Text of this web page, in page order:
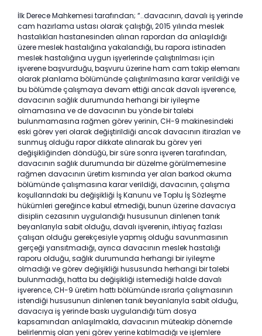
İlk Derece Mahkemesi tarafından; “..davacının, davalı iş yerinde
cam hazırlama ustası olarak çalıştığı, 2015 yılında meslek
hastalıkları hastanesinden alınan rapordan da anlaşıldığı
üzere meslek hastalığına yakalandığı, bu rapora istinaden
meslek hastalığına uygun işyerlerinde çalıştırılması için
işverene başvurduğu, başvuru üzerine ham cam takip elemanı
olarak planlama bölümünde çalıştırılmasına karar verildiği ve
bu bölümde çalışmaya devam ettiği ancak davalı işverence,
davacının sağlık durumunda herhangi bir iyileşme
olmamasına ve de davacının bu yönde bir talebi
bulunmamasına rağmen görev yerinin, CH-9 makinesindeki
eski görev yeri olarak değiştirildiği ancak davacının itirazları ve
sunmuş olduğu rapor dikkate alınarak bu görev yeri
değişikliğinden döndüğü, bir süre sonra işveren tarafından,
davacının sağlık durumunda bir düzelme görülmemesine
rağmen davacının üretim kısmında yer alan barkod okuma
bölümünde çalışmasına karar verildiği, davacının, çalışma
koşullarındaki bu değişikliği İş Kanunu ve Toplu İş Sözleşme
hükümleri gereğince kabul etmediği, bunun üzerine davacıya
disiplin cezasının uygulandığı hususunun dinlenen tanık
beyanlarıyla sabit olduğu, davalı işverenin, ihtiyaç fazlası
çalışan olduğu gerekçesiyle yapmış olduğu savunmasının
gerçeği yansıtmadığı, ayrıca davacının meslek hastalığı
raporu olduğu, sağlık durumunda herhangi bir iyileşme
olmadığı ve görev değişikliği hususunda herhangi bir talebi
bulunmadığı, hatta bu değişikliği istemediği halde davalı
işverence, CH-9 üretim hattı bölümünde ısrarla çalışmasının
istendiği hususunun dinlenen tanık beyanlarıyla sabit olduğu,
davacıya iş yerinde baskı uygulandığı tüm dosya
kapsamından anlaşılmakla, davacının müteakip dönemde
belirlenmiş olan yeni görev yerine katılmadığı ve işlemlere